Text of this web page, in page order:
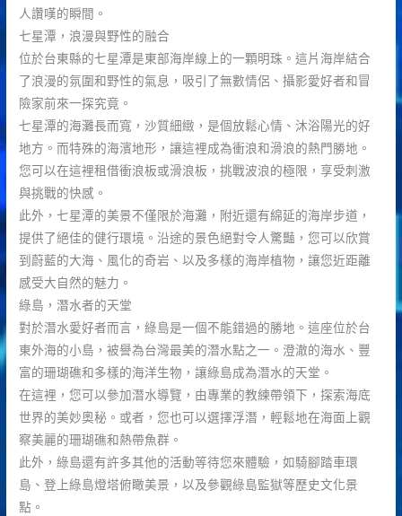
人讚嘆的瞬間。
七星潭，浪漫與野性的融合
位於台東縣的七星潭是東部海岸線上的一顆明珠。這片海岸結合
了浪漫的氛圍和野性的氣息，吸引了無數情侶、攝影愛好者和冒
險家前來一探究竟。
七星潭的海灘長而寬，沙質細緻，是個放鬆心情、沐浴陽光的好
地方。而特殊的海濱地形，讓這裡成為衝浪和滑浪的熱門勝地。
您可以在這裡租借衝浪板或滑浪板，挑戰波浪的極限，享受刺激
與挑戰的快感。
此外，七星潭的美景不僅限於海灘，附近還有綿延的海岸步道，
提供了絕佳的健行環境。沿途的景色絕對令人驚豔，您可以欣賞
到蔚藍的大海、風化的奇岩、以及多樣的海岸植物，讓您近距離
感受大自然的魅力。
綠島，潛水者的天堂
對於潛水愛好者而言，綠島是一個不能錯過的勝地。這座位於台
東外海的小島，被譽為台灣最美的潛水點之一。澄澈的海水、豐
富的珊瑚礁和多樣的海洋生物，讓綠島成為潛水的天堂。
在這裡，您可以參加潛水導覽，由專業的教練帶領下，探索海底
世界的美妙奧秘。或者，您也可以選擇浮潛，輕鬆地在海面上觀
察美麗的珊瑚礁和熱帶魚群。
此外，綠島還有許多其他的活動等待您來體驗，如騎腳踏車環
島、登上綠島燈塔俯瞰美景，以及參觀綠島監獄等歷史文化景
點。